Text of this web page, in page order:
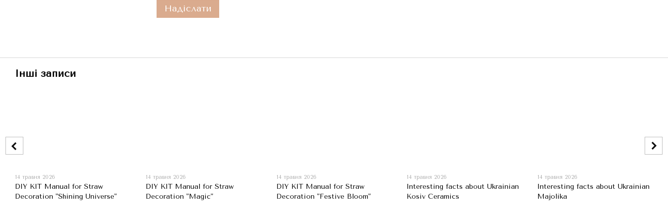
Надіслати
Інші записи
14 травня 2026
DIY KIT Manual for Straw
Decoration "Shining Universe"
14 травня 2026
DIY KIT Manual for Straw
Decoration "Magic"
14 травня 2026
DIY KIT Manual for Straw
Decoration "Festive Bloom"
14 травня 2026
Interesting facts about Ukrainian
Kosiv Ceramics
14 травня 2026
Interesting facts about Ukrainian
Majolika